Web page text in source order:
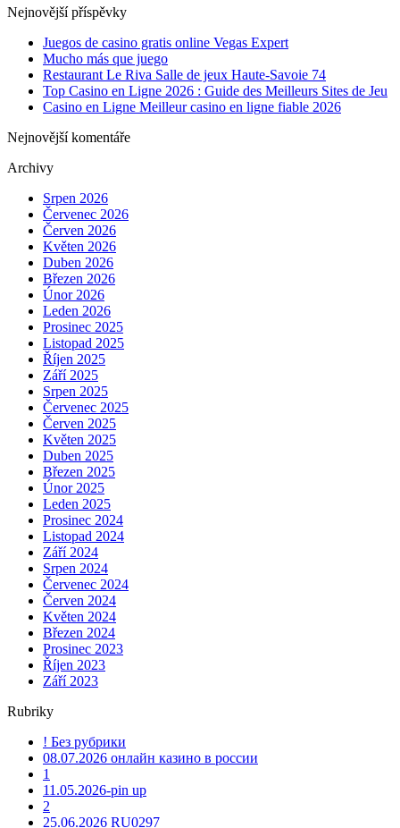
Nejnovější příspěvky
Juegos de casino gratis online Vegas Expert
Mucho más que juego
Restaurant Le Riva Salle de jeux Haute-Savoie 74
Top Casino en Ligne 2026 : Guide des Meilleurs Sites de Jeu
Casino en Ligne Meilleur casino en ligne fiable 2026
Nejnovější komentáře
Archivy
Srpen 2026
Červenec 2026
Červen 2026
Květen 2026
Duben 2026
Březen 2026
Únor 2026
Leden 2026
Prosinec 2025
Listopad 2025
Říjen 2025
Září 2025
Srpen 2025
Červenec 2025
Červen 2025
Květen 2025
Duben 2025
Březen 2025
Únor 2025
Leden 2025
Prosinec 2024
Listopad 2024
Září 2024
Srpen 2024
Červenec 2024
Červen 2024
Květen 2024
Březen 2024
Prosinec 2023
Říjen 2023
Září 2023
Rubriky
! Без рубрики
08.07.2026 онлайн казино в россии
1
11.05.2026-pin up
2
25.06.2026 RU0297